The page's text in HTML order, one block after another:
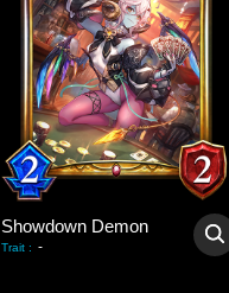
Showdown Demon
Trait : -